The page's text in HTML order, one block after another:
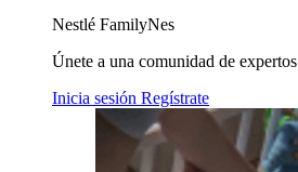
Nestlé FamilyNes
Únete a una comunidad de expertos
Inicia sesión Regístrate